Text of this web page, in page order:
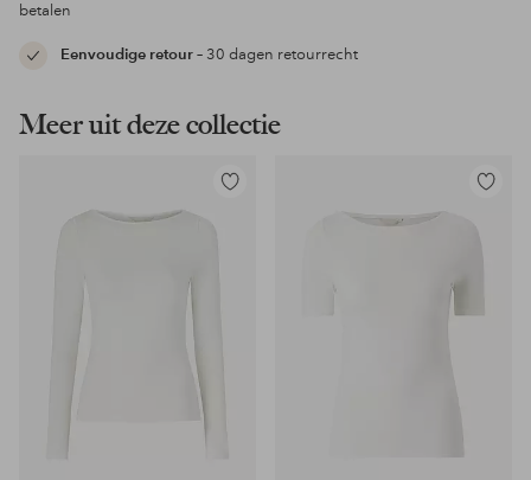
betalen
Eenvoudige retour– 30 dagen retourrecht
Meer uit deze collectie
Toevoegen